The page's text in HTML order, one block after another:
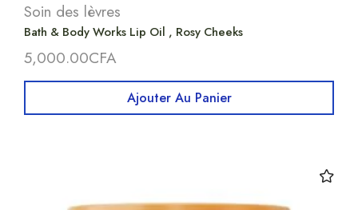
Soin des lèvres
Bath & Body Works Lip Oil , Rosy Cheeks
5,000.00CFA
Ajouter Au Panier